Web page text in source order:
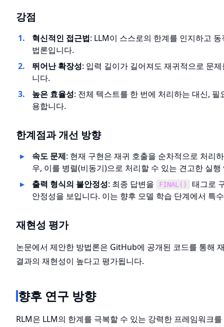
강점
혁신적인 접근법: LLM이 스스로의 한계를 인지하고
법론입니다.
뛰어난 확장성: 입력 길이가 길어져도 재귀적으로 문
니다.
높은 효율성: 전체 텍스트를 한 번에 처리하는 대신,
용합니다.
한계점과 개선 방향
속도 문제: 현재 구현은 재귀 호출을 순차적으로 처리
우, 이를 병렬(비동기)으로 처리할 수 있는 견고한 실
출력 형식의 불안정성: 최종 답변을 FINAL()
태그로
안정성을 보입니다. 이는 향후 모델 학습 단계에서 특
재현성 평가
논문에서 제안한 방법론은 GitHub에 공개된 코드를 통해
결과의 재현성이 높다고 평가됩니다.
향후 연구 방향
RLM은 LLM의 한계를 극복할 수 있는 강력한 프레임워크